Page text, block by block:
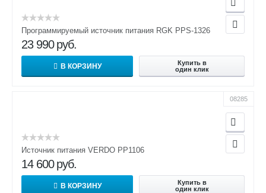
Программируемый источник питания RGK PPS-1326
23 990 руб.
В КОРЗИНУ
Купить в
один клик
08285
Источник питания VERDO PP1106
14 600 руб.
В КОРЗИНУ
Купить в
один клик